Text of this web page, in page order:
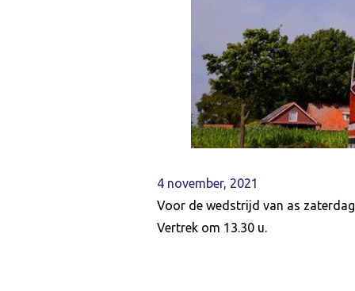
4 november, 2021
Voor de wedstrijd van as
Vertrek om 13.30 u.